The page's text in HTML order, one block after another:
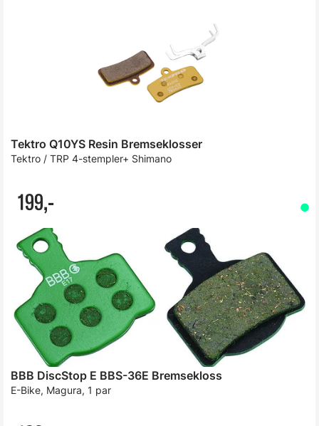
Tektro Q10YS Resin Bremseklosser
Tektro / TRP 4-stempler+ Shimano
199,-
BBB DiscStop E BBS-36E Bremsekloss
E-Bike, Magura, 1 par